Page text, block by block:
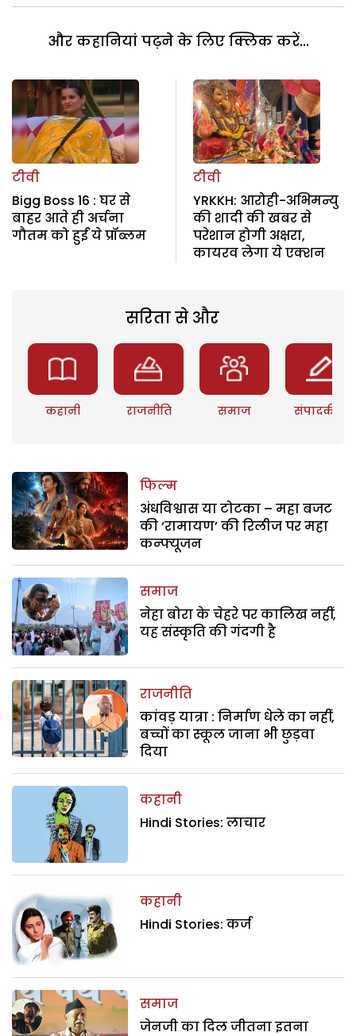
और कहानियां पढ़ने के लिए क्लिक करें...
टीवी
Bigg Boss 16 : घर से
बाहर आते ही अर्चना
गौतम को हुईं ये प्रॉब्लम
टीवी
YRKKH: आरोही-अभिमन्यु
की शादी की खबर से
परेशान होगी अक्षरा,
कायरव लेगा ये एक्शन
सरिता से और
कहानी राजनीति समाज संपादकीय
फिल्म
अंधविश्वास या टोटका – महा बजट
की ‘रामायण’ की रिलीज पर महा
कन्फ्यूजन
समाज
नेहा बोरा के चेहरे पर कालिख नहीं,
यह संस्कृति की गंदगी है
राजनीति
कांवड़ यात्रा : निर्माण धेले का नहीं,
बच्चों का स्कूल जाना भी छुड़वा
दिया
कहानी
Hindi Stories: लाचार
कहानी
Hindi Stories: कर्ज
समाज
जेनजी का दिल जीतना इतना